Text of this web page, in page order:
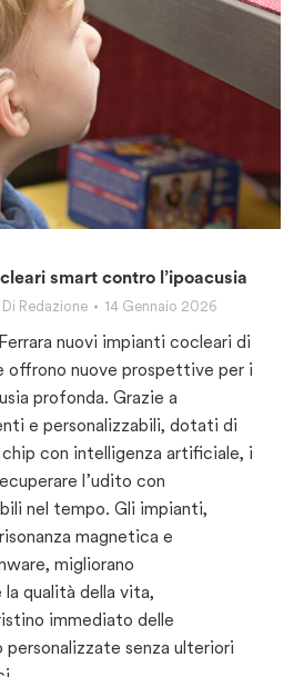
smart contro l’ipoacusia
Di Redazione 14 Gennaio 2026
nuovi impianti cocleari di
offrono nuove prospettive per i
profonda. Grazie a
e personalizzabili, dotati di
con intelligenza artificiale, i
l’udito con
nel tempo. Gli impianti,
magnetica e
migliorano
qualità della vita,
immediato delle
personalizzate senza ulteriori